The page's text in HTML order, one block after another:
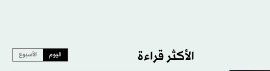
الأكثر قراءة اليوم الأسبوع